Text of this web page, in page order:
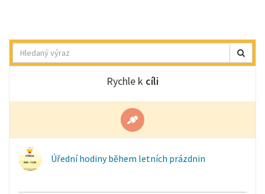
Hledat
Rychle k cíli
Úřední hodiny během letních prázdnin